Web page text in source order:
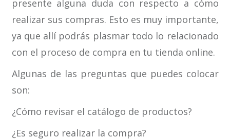
presente alguna duda con respecto a cómo
realizar sus compras. Esto es muy importante,
ya que allí podrás plasmar todo lo relacionado
con el proceso de compra en tu tienda online.
Algunas de las preguntas que puedes colocar
son:
¿Cómo revisar el catálogo de productos?
¿Es seguro realizar la compra?